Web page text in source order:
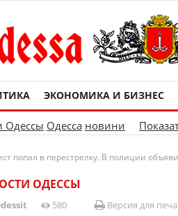
ЭКОНОМИКА И БИЗНЕС
Одессы Одесса новини
попал в перестрелку. В полиции
ОДЕССЫ
580 Версия для